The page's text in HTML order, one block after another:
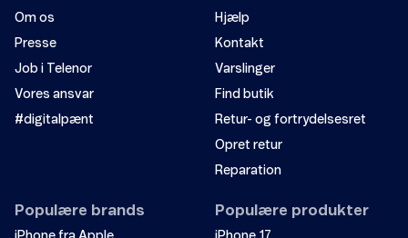
Om os
Presse
Job i Telenor
Vores ansvar
#digitalpænt
Hjælp
Kontakt
Varslinger
Find butik
Retur- og fortrydelsesret
Opret retur
Reparation
Populære brands Populære produkter